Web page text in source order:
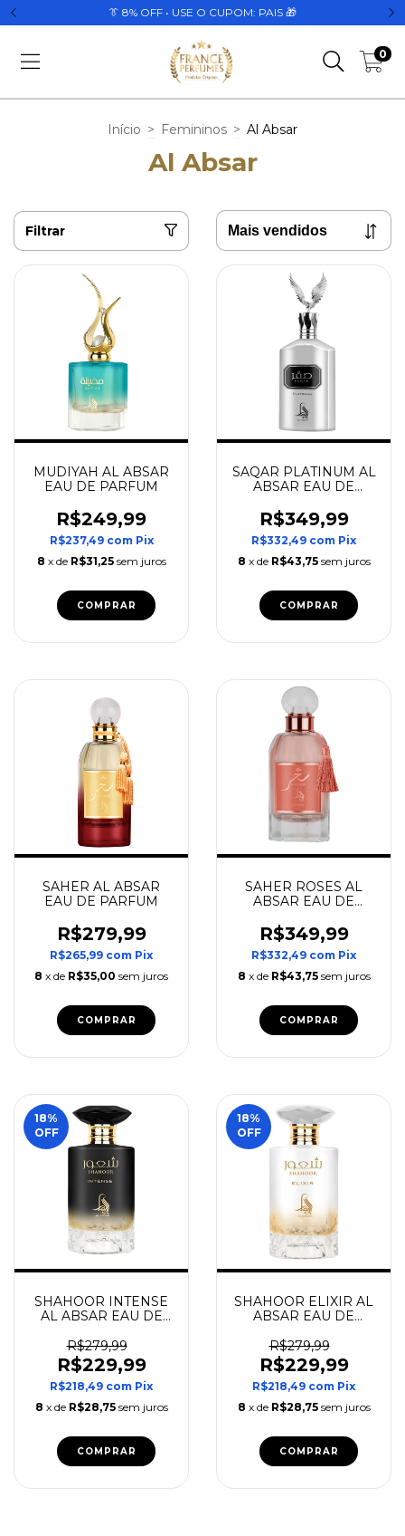
👔 8% OFF • USE O CUPOM: PAIS 🎁
0
Início > Femininos > Al Absar
Al Absar
Filtrar
MUDIYAH AL ABSAR
EAU DE PARFUM
R$249,99
R$237,49 com Pix
8 x de R$31,25 sem juros
COMPRAR
SAQAR PLATINUM AL
ABSAR EAU DE
R$349,99
R$332,49 com Pix
8 x de R$43,75 sem juros
COMPRAR
SAHER AL ABSAR
EAU DE PARFUM
R$279,99
R$265,99 com Pix
8 x de R$35,00 sem juros
COMPRAR
SAHER ROSES AL
ABSAR EAU DE
R$349,99
R$332,49 com Pix
8 x de R$43,75 sem juros
COMPRAR
18%
OFF
SHAHOOR INTENSE
AL ABSAR EAU DE
R$279,99
R$229,99
R$218,49 com Pix
8 x de R$28,75 sem juros
COMPRAR
18%
OFF
SHAHOOR ELIXIR AL
ABSAR EAU DE
R$279,99
R$229,99
R$218,49 com Pix
8 x de R$28,75 sem juros
COMPRAR